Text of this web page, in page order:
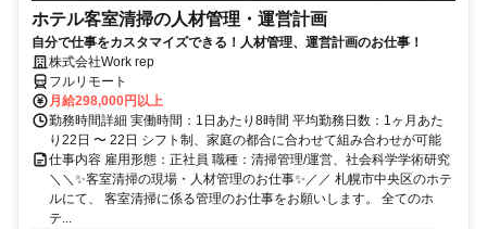
ホテル客室清掃の人材管理・運営計画
自分で仕事をカスタマイズできる！人材管理、運営計画のお仕事！
株式会社Work rep
フルリモート
月給298,000円以上
勤務時間詳細 実働時間：1日あたり8時間 平均勤務日数：1ヶ月あた
り22日 〜 22日 シフト制、家庭の都合に合わせて組み合わせが可能
仕事内容 雇用形態：正社員 職種：清掃管理/運営、社会科学学術研究
＼＼✨客室清掃の現場・人材管理のお仕事✨／／ 札幌市中央区のホテ
ルにて、 客室清掃に係る管理のお仕事をお願いします。 全てのホ
テ...